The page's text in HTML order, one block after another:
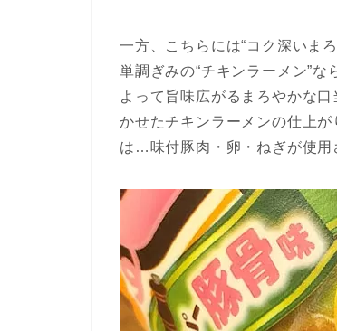
一方、こちらには“コク深いま
単調ぎみの“チキンラーメン”
よって旨味広がるまろやかな
かせたチキンラーメンの仕上
は…味付豚肉・卵・ねぎが使用